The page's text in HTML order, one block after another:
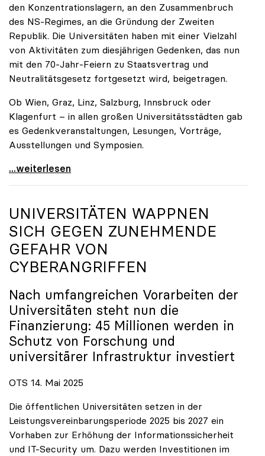
den Konzentrationslagern, an den Zusammenbruch
des NS-Regimes, an die Gründung der Zweiten
Republik. Die Universitäten haben mit einer Vielzahl
von Aktivitäten zum diesjährigen Gedenken, das nun
mit den 70-Jahr-Feiern zu Staatsvertrag und
Neutralitätsgesetz fortgesetzt wird, beigetragen.
Ob Wien, Graz, Linz, Salzburg, Innsbruck oder
Klagenfurt – in allen großen Universitätsstädten gab
es Gedenkveranstaltungen, Lesungen, Vorträge,
Ausstellungen und Symposien.
uniko-Präsidentin Brigitte Hütter zu Gedenkjahr:
...weiterlesen
UNIVERSITÄTEN WAPPNEN
SICH GEGEN ZUNEHMENDE
GEFAHR VON
CYBERANGRIFFEN
Nach umfangreichen Vorarbeiten der
Universitäten steht nun die
Finanzierung: 45 Millionen werden in
Schutz von Forschung und
universitärer Infrastruktur investiert
OTS 14. Mai 2025
Die öffentlichen Universitäten setzen in der
Leistungsvereinbarungsperiode 2025 bis 2027 ein
Vorhaben zur Erhöhung der Informationssicherheit
und IT-Security um. Dazu werden Investitionen im